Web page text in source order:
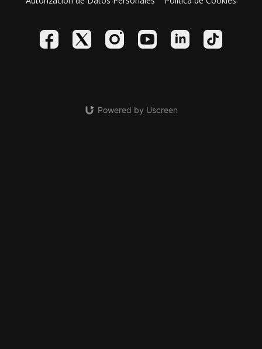
Powered by Uscreen